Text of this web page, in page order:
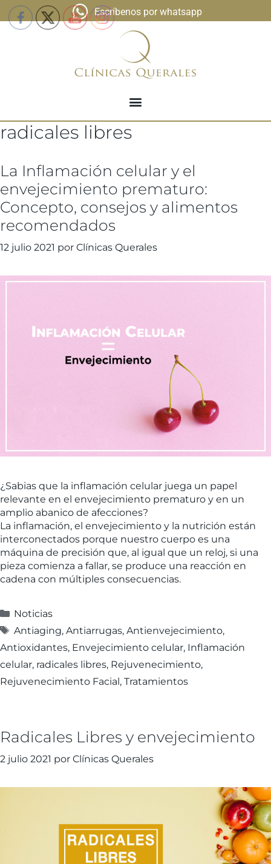
Escríbenos por whatsapp
radicales libres
La Inflamación celular y el
envejecimiento prematuro:
Concepto, consejos y alimentos
recomendados
12 julio 2021 por Clínicas Querales
¿Sabias que la inflamación celular juega un papel
relevante en el envejecimiento prematuro y en un
amplio abanico de afecciones?
La inflamación, el envejecimiento y la nutrición están
interconectados porque nuestro cuerpo es una
máquina de precisión que, al igual que un reloj, si una
pieza comienza a fallar, se produce una reacción en
cadena con múltiples consecuencias.
Noticias
Antiaging, Antiarrugas, Antienvejecimiento,
Antioxidantes, Envejecimiento celular, Inflamación
celular, radicales libres, Rejuvenecimiento,
Rejuvenecimiento Facial, Tratamientos
Radicales Libres y envejecimiento
2 julio 2021 por Clínicas Querales